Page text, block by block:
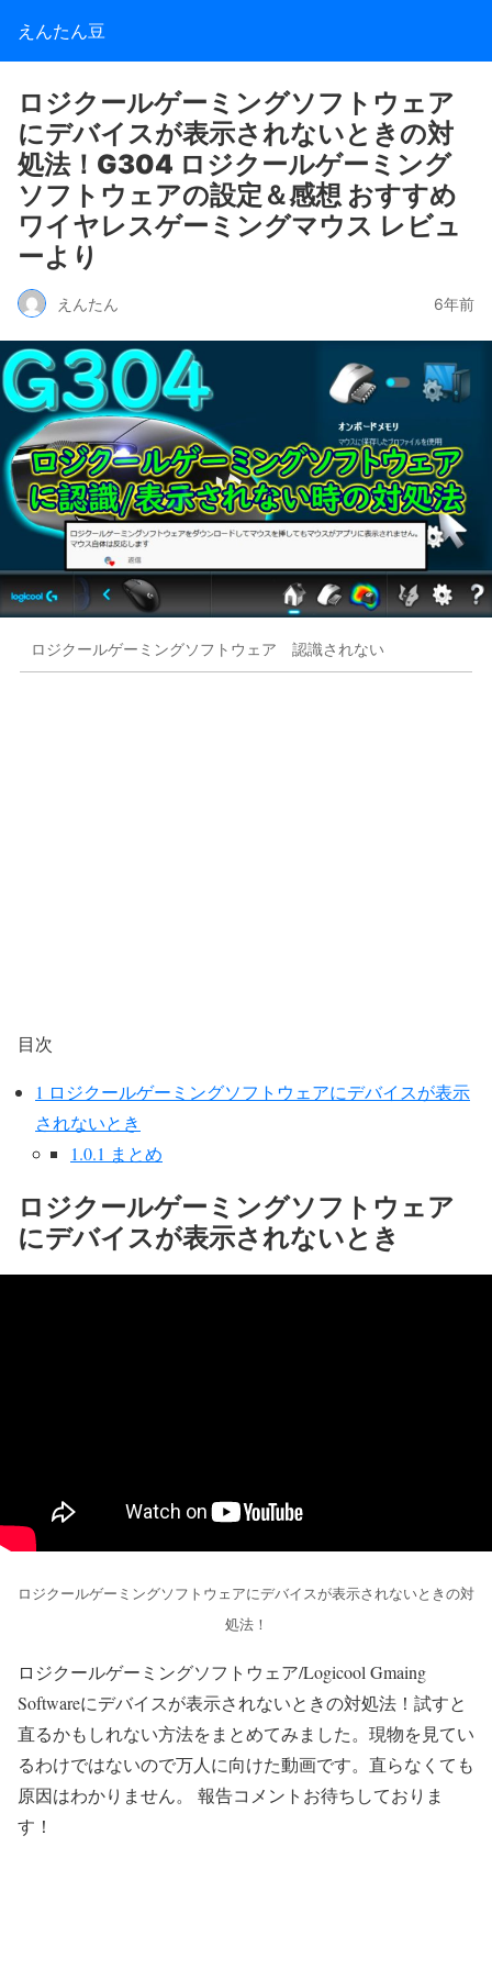
えんたん豆
ロジクールゲーミングソフトウェア
にデバイスが表示されないときの対
処法！G304 ロジクールゲーミング
ソフトウェアの設定＆感想 おすすめ
ワイヤレスゲーミングマウス レビュ
ーより
えんたん 6年前
ロジクールゲーミングソフトウェア 認識されない
目次
1 ロジクールゲーミングソフトウェアにデバイスが表示
されないとき
1.0.1 まとめ
ロジクールゲーミングソフトウェア
にデバイスが表示されないとき
ロジクールゲーミングソフトウェアにデバイスが表示されないときの対
処法！
ロジクールゲーミングソフトウェア/Logicool Gmaing
Softwareにデバイスが表示されないときの対処法！試すと
直るかもしれない方法をまとめてみました。現物を見てい
るわけではないので万人に向けた動画です。直らなくても
原因はわかりません。 報告コメントお待ちしておりま
す！